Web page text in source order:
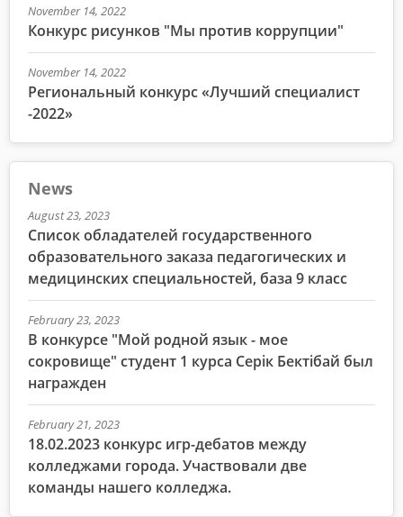
November 14, 2022
Конкурс рисунков "Мы против коррупции"
November 14, 2022
Региональный конкурс «Лучший специалист
-2022»
News
August 23, 2023
Список обладателей государственного
образовательного заказа педагогических и
медицинских специальностей, база 9 класс
February 23, 2023
В конкурсе "Мой родной язык - мое
сокровище" студент 1 курса Серік Бектібай был
награжден
February 21, 2023
18.02.2023 конкурс игр-дебатов между
колледжами города. Участвовали две
команды нашего колледжа.